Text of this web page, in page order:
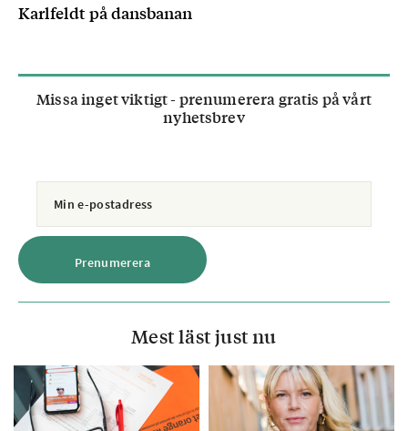
Karlfeldt på dansbanan
Missa inget viktigt - prenumerera gratis på vårt
nyhetsbrev
Mest läst just nu